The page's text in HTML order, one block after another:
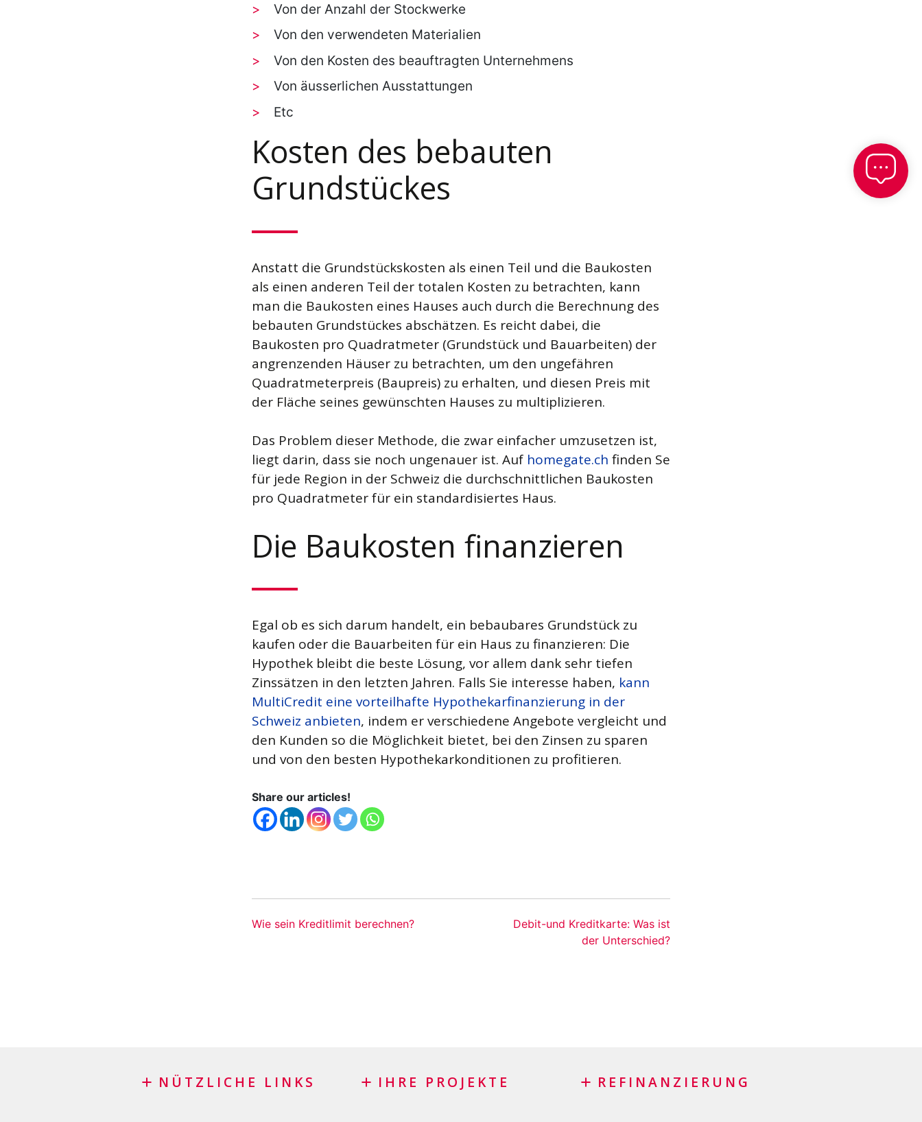
Von der Anzahl der Stockwerke
Von den verwendeten Materialien
Von den Kosten des beauftragten Unternehmens
Von äusserlichen Ausstattungen
Etc
Kosten des bebauten
Grundstückes
Anstatt die Grundstückskosten als einen Teil und die Baukosten
als einen anderen Teil der totalen Kosten zu betrachten, kann
man die Baukosten eines Hauses auch durch die Berechnung des
bebauten Grundstückes abschätzen. Es reicht dabei, die
Baukosten pro Quadratmeter (Grundstück und Bauarbeiten) der
angrenzenden Häuser zu betrachten, um den ungefähren
Quadratmeterpreis (Baupreis) zu erhalten, und diesen Preis mit
der Fläche seines gewünschten Hauses zu multiplizieren.
Das Problem dieser Methode, die zwar einfacher umzusetzen ist,
liegt darin, dass sie noch ungenauer ist. Auf homegate.ch finden Se
für jede Region in der Schweiz die durchschnittlichen Baukosten
pro Quadratmeter für ein standardisiertes Haus.
Die Baukosten finanzieren
Egal ob es sich darum handelt, ein bebaubares Grundstück zu
kaufen oder die Bauarbeiten für ein Haus zu finanzieren: Die
Hypothek bleibt die beste Lösung, vor allem dank sehr tiefen
Zinssätzen in den letzten Jahren. Falls Sie interesse haben, kann
MultiCredit eine vorteilhafte Hypothekarfinanzierung in der
Schweiz anbieten, indem er verschiedene Angebote vergleicht und
den Kunden so die Möglichkeit bietet, bei den Zinsen zu sparen
und von den besten Hypothekarkonditionen zu profitieren.
Share our articles!
Wie sein Kreditlimit berechnen?
Debit-und Kreditkarte: Was ist
der Unterschied?
NÜTZLICHE LINKS IHRE PROJEKTE REFINANZIERUNG